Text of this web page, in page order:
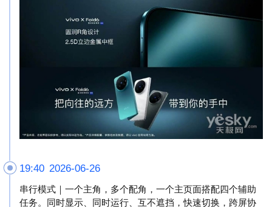
19:40 2026-06-26
串行模式｜一个主角，多个配角，一个主页面搭配四个辅助
任务。同时显示、同时运行、互不遮挡，快速切换，跨屏协